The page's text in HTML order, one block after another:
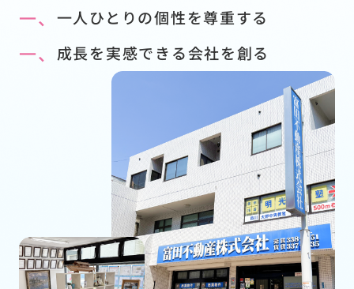
一、 一人ひとりの個性を尊重する
一、 成長を実感できる会社を創る